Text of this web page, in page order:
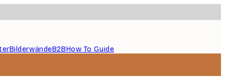
BilderwändeB2BHow To Guide